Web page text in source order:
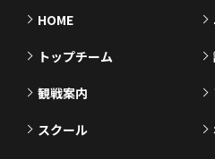
HOME
トップチーム
観戦案内
スクール